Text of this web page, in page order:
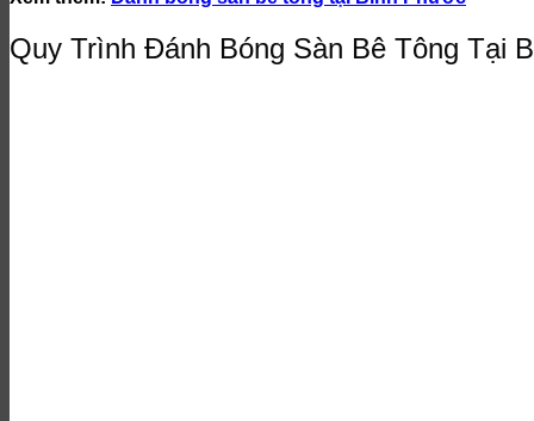
Quy Trình Đánh Bóng Sàn Bê Tông Tại